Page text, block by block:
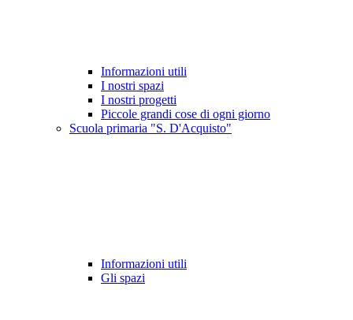
Informazioni utili
I nostri spazi
I nostri progetti
Piccole grandi cose di ogni giorno
Scuola primaria "S. D'Acquisto"
Informazioni utili
Gli spazi